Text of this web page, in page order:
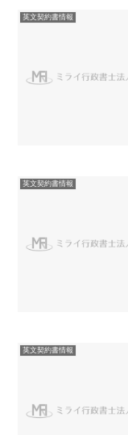
英文契約書情報
英文契約書情報
英文契約書情報